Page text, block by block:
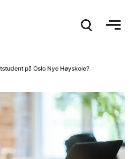
på Oslo Nye Høyskole?